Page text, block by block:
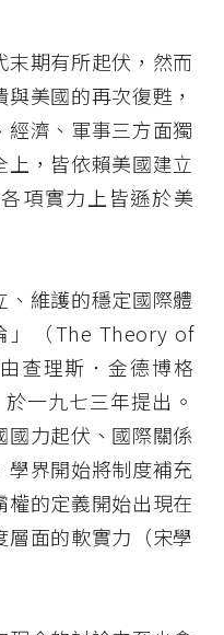
期有所起伏，然而
美國的再次復甦，
經濟、軍事三方面獨
，皆依賴美國建立
項實力上皆遜於美
維護的穩定國際體
」（The Theory of
查理斯．金德博格
一九七三年提出。
力起伏、國際關係
學界開始將制度補充
的定義開始出現在
面的軟實力（宋學